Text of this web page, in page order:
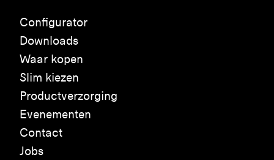
Configurator
Downloads
Waar kopen
Slim kiezen
Productverzorging
Evenementen
Contact
Jobs